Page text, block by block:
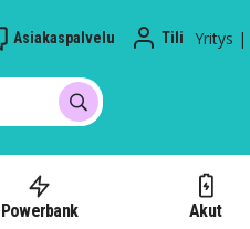
Asiakaspalvelu Tili Yritys |
Powerbank Akut